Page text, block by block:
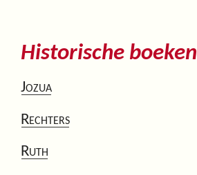
Historische boeken
Jozua
Rechters
Ruth